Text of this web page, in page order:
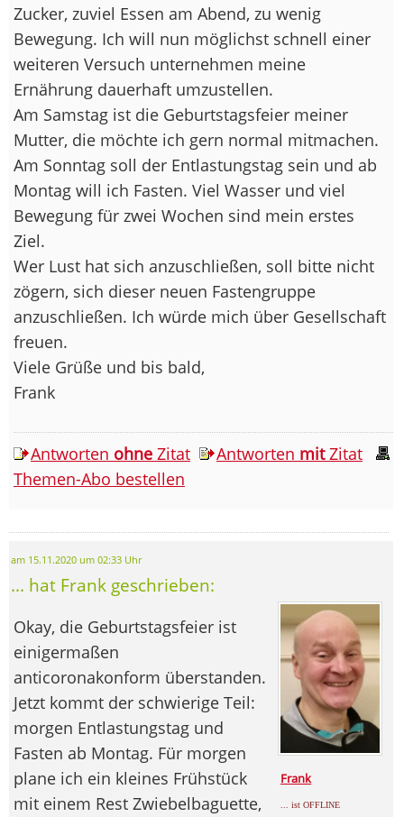
Zucker, zuviel Essen am Abend, zu wenig
Bewegung. Ich will nun möglichst schnell einer
weiteren Versuch unternehmen meine
Ernährung dauerhaft umzustellen.
Am Samstag ist die Geburtstagsfeier meiner
Mutter, die möchte ich gern normal mitmachen.
Am Sonntag soll der Entlastungstag sein und ab
Montag will ich Fasten. Viel Wasser und viel
Bewegung für zwei Wochen sind mein erstes
Ziel.
Wer Lust hat sich anzuschließen, soll bitte nicht
zögern, sich dieser neuen Fastengruppe
anzuschließen. Ich würde mich über Gesellschaft
freuen.
Viele Grüße und bis bald,
Frank
Antworten ohne Zitat Antworten mitZitat
Themen-Abo bestellen
am 15.11.2020 um 02:33 Uhr
... hat Frank geschrieben:
Frank
... ist OFFLINE
Okay, die Geburtstagsfeier ist
einigermaßen
anticoronakonform überstanden.
Jetzt kommt der schwierige Teil:
morgen Entlastungstag und
Fasten ab Montag. Für morgen
plane ich ein kleines Frühstück
mit einem Rest Zwiebelbaguette,